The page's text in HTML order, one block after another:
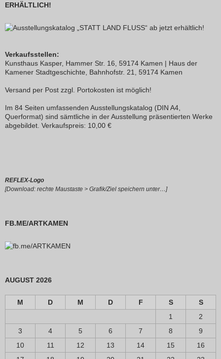
ERHÄLTLICH!
Verkaufsstellen:
Kunsthaus Kasper, Hammer Str. 16, 59174 Kamen | Haus der
Kamener Stadtgeschichte, Bahnhofstr. 21, 59174 Kamen
Versand per Post zzgl. Portokosten ist möglich!
Im 84 Seiten umfassenden Ausstellungskatalog (DIN A4,
Querformat) sind sämtliche in der Ausstellung präsentierten Werke
abgebildet. Verkaufspreis: 10,00 €
REFLEX-Logo
[Download: rechte Maustaste > Grafik/Ziel speichern unter…]
FB.ME/ARTKAMEN
AUGUST 2026
M D M D F S
S
1
2
3
4 5 6 7 8
9
10
11 12 13 14 15
16